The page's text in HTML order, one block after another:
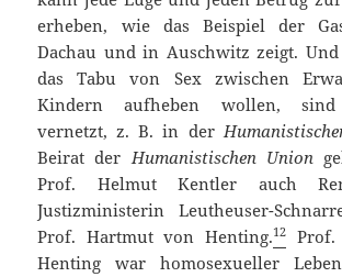
erheben, wie das Beispiel der
Dachau und in Auschwitz zeigt.
das Tabu von Sex zwischen
Kindern aufheben wollen, sind
vernetzt, z. B. in der
Beirat derHumanistischen Union
Prof. Helmut Kentler auch
Justizministerin Leutheuser-
Prof. Hartmut von Henting.12
Henting war homosexueller